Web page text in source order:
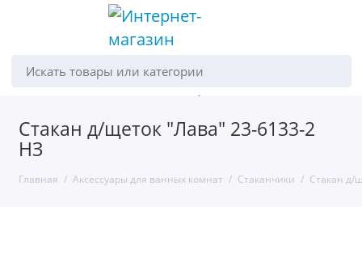
Искать товары или категории
Стакан д/щеток "Лава" 23-6133-2
НЗ
Главная Аксессуары для ванных комнат Стаканчики Стакан д/